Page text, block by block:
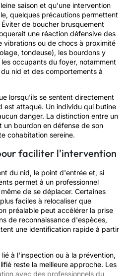
saison et qu'une intervention
quelques précautions permettent
de boucher brusquement
une réaction défensive des
vibrations ou de chocs à proximité
tondeuse), les bourdons y
occupants du foyer, notamment
nid et des comportements à
lorsqu'ils se sentent directement
est attaqué. Un individu qui butine
danger. La distinction entre un
un bourdon en défense de son
cohabitation sereine.
faciliter l'intervention
du nid, le point d'entrée et, si
permet à un professionnel
de se déplacer. Certaines
faciles à relocaliser que
préalable peut accélérer la prise
de reconnaissance d'espèces,
une identification rapide à partir
à l'inspection ou à la prévention,
reste la meilleure approche. Les
avec des professionnels du